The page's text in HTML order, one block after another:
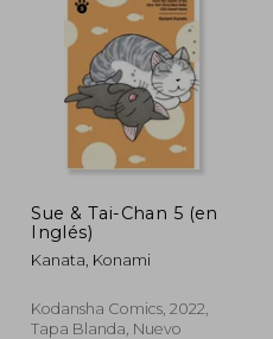
5%
dcto.
Sue & Tai-Chan 5 (en
Inglés)
Kanata, Konami
Kodansha Comics, 2022,
Tapa Blanda, Nuevo